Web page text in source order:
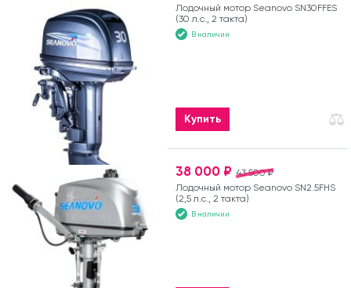
Лодочный мотор Seanovo SN30FFES
(30 л.с., 2 такта)
В наличии
Купить
43 500 ₽
38 000 ₽
Лодочный мотор Seanovo SN2.5FHS
(2,5 л.с., 2 такта)
В наличии